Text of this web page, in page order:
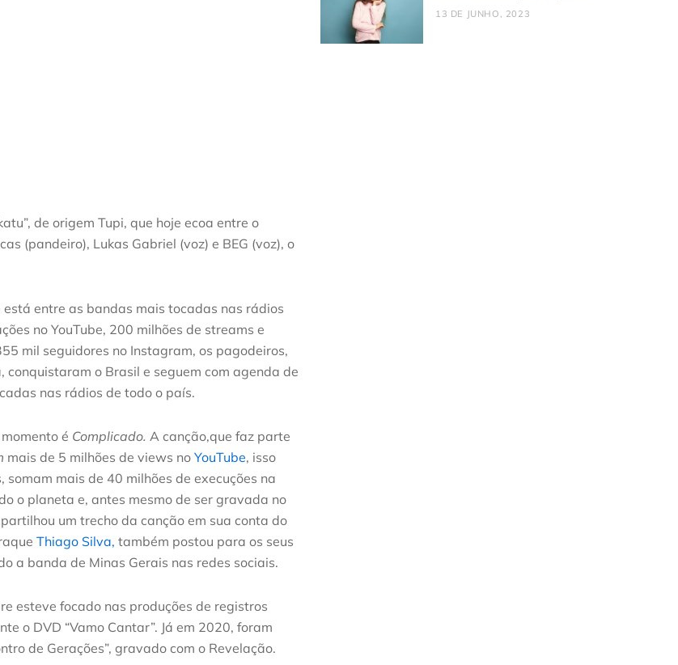
de origem Tupi, que hoje ecoa entre o
(pandeiro), Lukas Gabriel (voz) e BEG (voz), o
entre as bandas mais tocadas nas rádios
no YouTube, 200 milhões de streams e
mil seguidores no Instagram, os pagodeiros,
o Brasil e seguem com agenda de
nas rádios de todo o país.
é Complicado. A canção,que faz parte
mais de 5 milhões de views no YouTube, isso
mais de 40 milhões de execuções na
o planeta e, antes mesmo de ser gravada no
um trecho da canção em sua conta do
Thiago Silva, também postou para os seus
a banda de Minas Gerais nas redes sociais.
esteve focado nas produções de registros
o DVD “Vamo Cantar”. Já em 2020, foram
de Gerações”, gravado com o Revelação.
13 DE JUNHO, 2023